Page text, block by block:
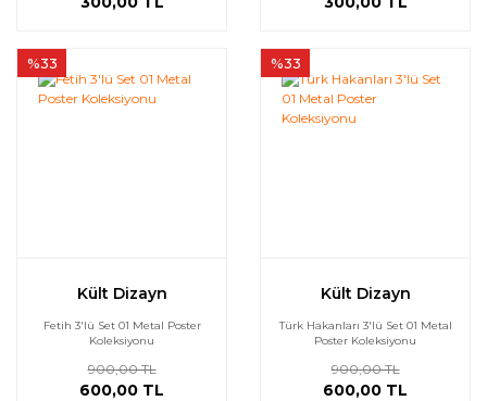
%33
Kült Dizayn
Fetih 3'lü Set 01 Metal Poster
Koleksiyonu
900,00 TL
600,00 TL
%33
Kült Dizayn
Türk Hakanları 3'lü Set 01 Metal
Poster Koleksiyonu
900,00 TL
600,00 TL